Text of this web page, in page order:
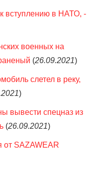
вступлению в НАТО, -
военных на
(26.09.2021)
слетел в реку,
)
вывести спецназ из
(26.09.2021)
SAZAWEAR